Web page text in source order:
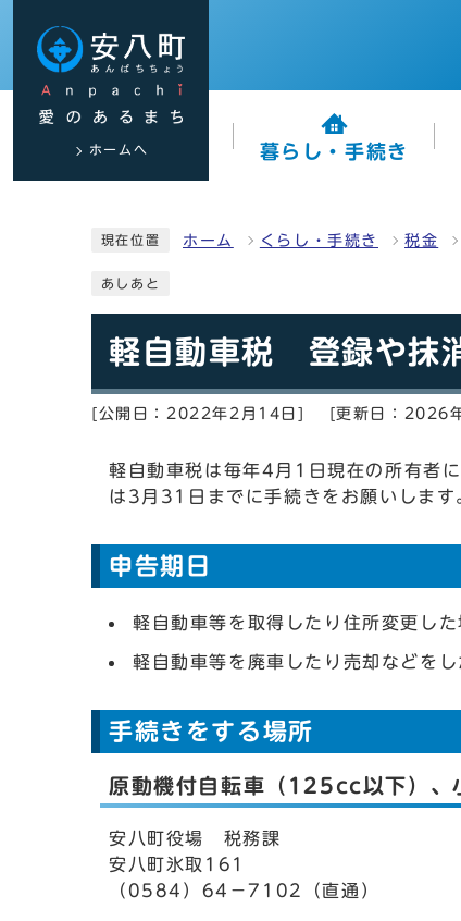
ホームへ 暮らし・手続き
現在位置 ホーム くらし・手続き 税金
あしあと
軽自動車税 登録や抹
[公開日：2022年2月14日] [更新日：2026
軽自動車税は毎年4月1日現在の所有者
は3月31日までに手続きをお願いします
申告期日
軽自動車等を取得したり住所変更し
軽自動車等を廃車したり売却などを
手続きをする場所
原動機付自転車（125cc以下）、
安八町役場 税務課
安八町氷取161
（0584）64－7102（直通）